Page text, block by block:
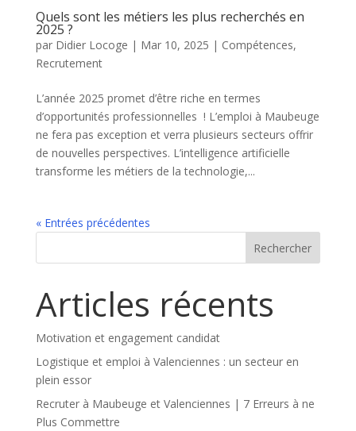
Quels sont les métiers les plus recherchés en
2025 ?
par Didier Locoge | Mar 10, 2025 | Compétences,
Recrutement
L’année 2025 promet d’être riche en termes
d’opportunités professionnelles ! L’emploi à Maubeuge
ne fera pas exception et verra plusieurs secteurs offrir
de nouvelles perspectives. L’intelligence artificielle
transforme les métiers de la technologie,...
« Entrées précédentes
Articles récents
Motivation et engagement candidat
Logistique et emploi à Valenciennes : un secteur en
plein essor
Recruter à Maubeuge et Valenciennes | 7 Erreurs à ne
Plus Commettre